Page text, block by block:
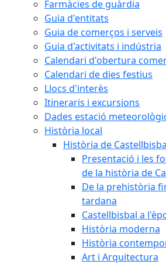
Farmàcies de guàrdia
Guia d'entitats
Guia de comerços i serveis
Guia d'activitats i indústria
Calendari d'obertura
Calendari de dies festius
Llocs d'interès
Itineraris i excursions
Dades estació
Història local
Història de
Presentació i les
de la història de
De la prehistòria
tardana
Castellbisbal a
Història moderna
Història
Art i Arquitectura